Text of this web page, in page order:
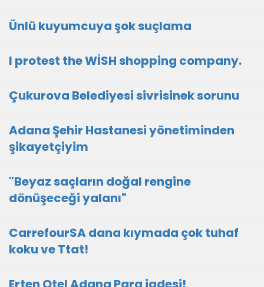
Ünlü kuyumcuya şok suçlama
I protest the WİSH shopping company.
Çukurova Belediyesi sivrisinek sorunu
Adana Şehir Hastanesi yönetiminden
şikayetçiyim
"Beyaz saçların doğal rengine
dönüşeceği yalanı"
CarrefourSA dana kıymada çok tuhaf
koku ve Ttat!